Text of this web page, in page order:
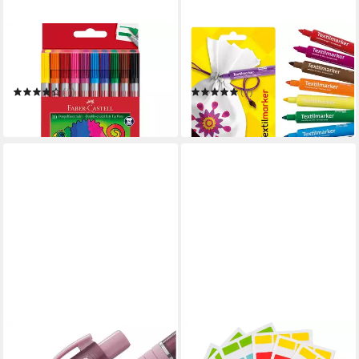
FABER-CASTELL
Filzstift 10 Filzstifte
Doppelender fein & breit
farbsortiert
(1)
in 5-6 Werktagen bei dir
IDENA
Textilmarker Idena 61044 -
Textilmarker für helle Stoffe,
10 Textilstifte in leucht
(1)
ab 5,99 €
in 2-3 Werktagen bei dir
FABER-CASTELL
Kugelschreiber Poly Ball
BETZOLD
Whiteboard Marker Index-